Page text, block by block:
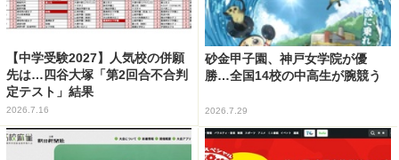
【中学受験2027】人気校の併願
先は…四谷大塚「第2回合不合判
定テスト」結果
2026.7.16
砂金甲子園、神戸女学院が優
勝…全国14校の中高生が腕競う
2026.7.29